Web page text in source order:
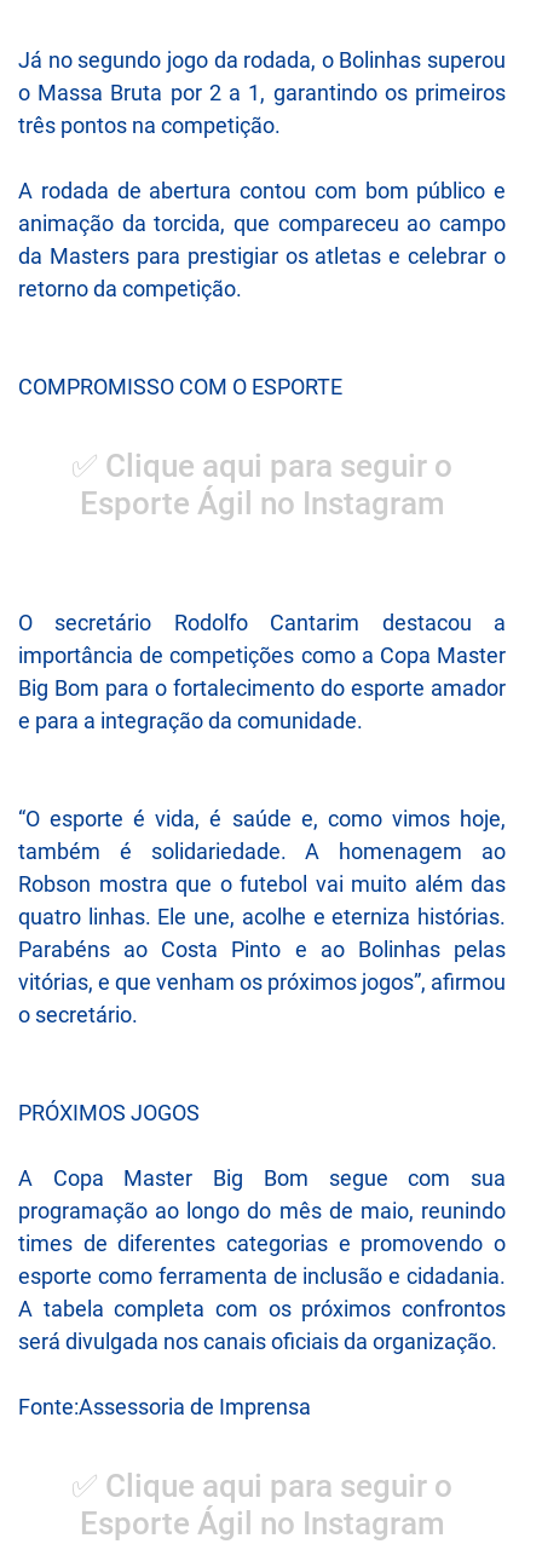
Já no segundo jogo da rodada, o Bolinhas superou
o Massa Bruta por 2 a 1, garantindo os primeiros
três pontos na competição.
A rodada de abertura contou com bom público e
animação da torcida, que compareceu ao campo
da Masters para prestigiar os atletas e celebrar o
retorno da competição.
COMPROMISSO COM O ESPORTE
✅ Clique aqui para seguir o
Esporte Ágil no Instagram
O secretário Rodolfo Cantarim destacou a
importância de competições como a Copa Master
Big Bom para o fortalecimento do esporte amador
e para a integração da comunidade.
“O esporte é vida, é saúde e, como vimos hoje,
também é solidariedade. A homenagem ao
Robson mostra que o futebol vai muito além das
quatro linhas. Ele une, acolhe e eterniza histórias.
Parabéns ao Costa Pinto e ao Bolinhas pelas
vitórias, e que venham os próximos jogos”, afirmou
o secretário.
PRÓXIMOS JOGOS
A Copa Master Big Bom segue com sua
programação ao longo do mês de maio, reunindo
times de diferentes categorias e promovendo o
esporte como ferramenta de inclusão e cidadania.
A tabela completa com os próximos confrontos
será divulgada nos canais oficiais da organização.
Fonte:Assessoria de Imprensa
✅ Clique aqui para seguir o
Esporte Ágil no Instagram